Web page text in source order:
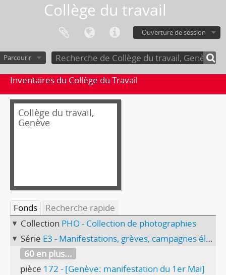
Collège du travail
Ouverture de session
Parcourir
Inventaires du Collège du Travail
Collège du travail,
Genève
Fonds
Recherche rapide
Collection PHO - Collection de photographies
Série E3 - Manifestations, grèves, campagnes électorales
60 en plus...
pièce 172 - [Genève: manifestation du 1er Mai]